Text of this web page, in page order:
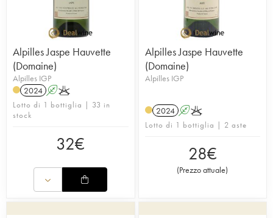
Alpilles Jaspe Hauvette
(Domaine)
Alpilles IGP
2024 AK
Lotto di 1 bottiglia | 33 in
stock
32€
Alpilles Jaspe Hauvette
(Domaine)
Alpilles IGP
2024 AK
Lotto di 1 bottiglia | 2 aste
28€
(Prezzo attuale)